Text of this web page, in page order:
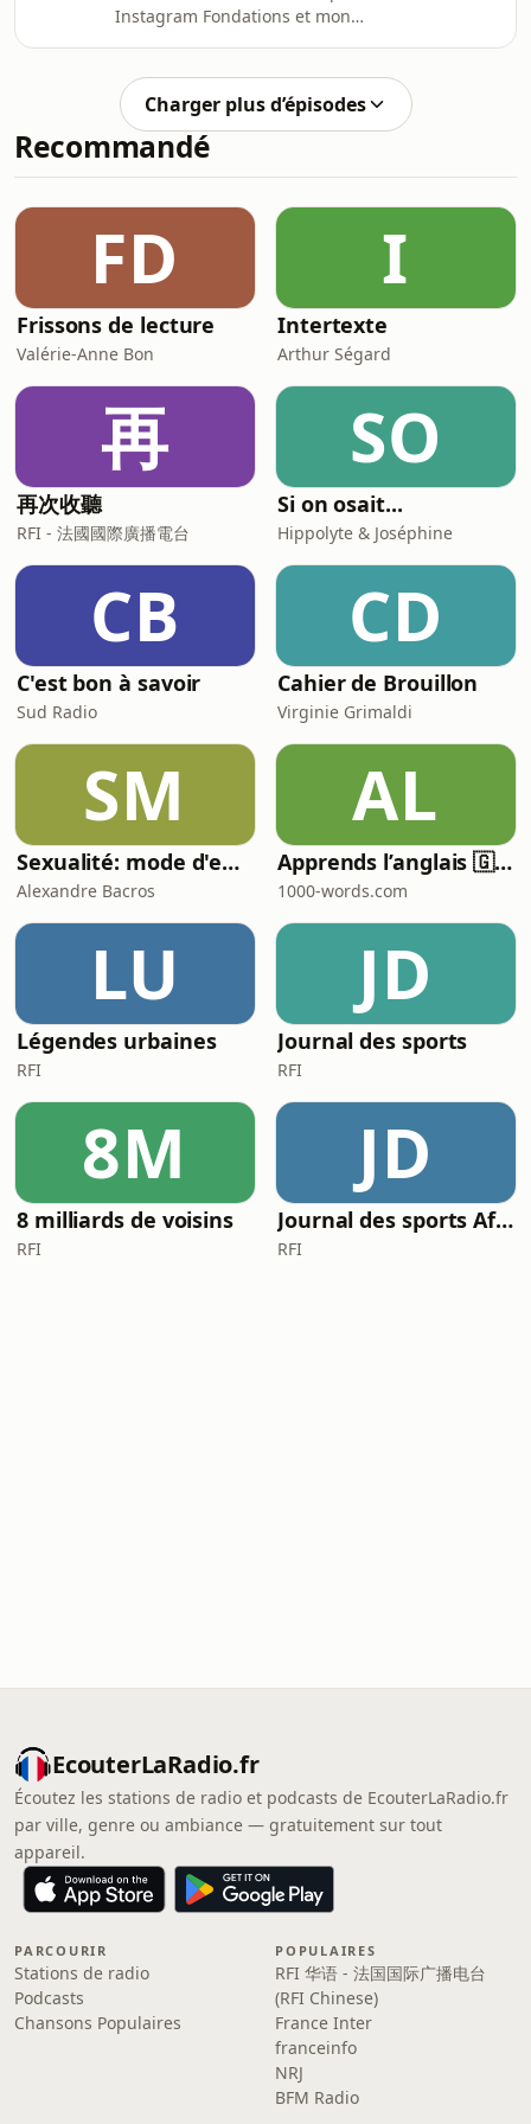
imaginer des lieux et des villes plus
respectueux de l’environnement ?
Habitant·es, enfants, architectes,
curieux… se sont succédé·es a
Instagram Fondations et mon
aussi de penser à ce qui se passe
après la livraison du chantier ?Aux
factures d’électricité, aux charges de
copro, aux entretiens qu’on reporte
épisode, on parle d’architecture
responsable, de design intelligent et
d’habitat
Charger plus d’épisodes
Recommandé
FD
Frissons de lecture
Valérie-Anne Bon
I
Intertexte
Arthur Ségard
再
再次收聽
RFI - 法國國際廣播電台
SO
Si on osait...
Hippolyte & Joséphine
CB
C'est bon à savoir
Sud Radio
CD
Cahier de Brouillon
Virginie Grimaldi
SM
Sexualité: mode d'emploi
Alexandre Bacros
AL
Apprends l’anglais 🇬🇧 pendant ton sommeil 😴 1000 phrases pour débutants | avec 1000-words.com
1000-words.com
LU
Légendes urbaines
RFI
JD
Journal des sports
RFI
8M
8 milliards de voisins
RFI
JD
Journal des sports Afrique
RFI
EcouterLaRadio.fr
Écoutez les stations de radio et podcasts de EcouterLaRadio.fr
par ville, genre ou ambiance — gratuitement sur tout
appareil.
PARCOURIR
Stations de radio
Podcasts
Chansons Populaires
POPULAIRES
RFI 华语 - 法国国际广播电台
(RFI Chinese)
France Inter
franceinfo
NRJ
BFM Radio